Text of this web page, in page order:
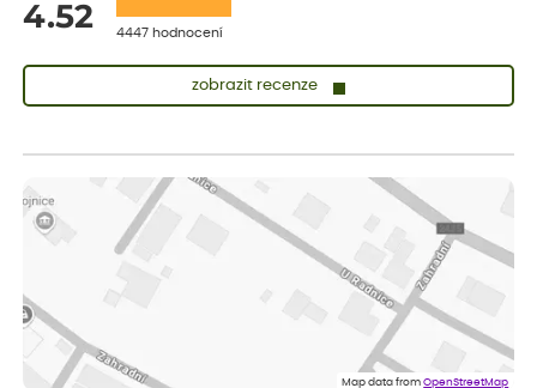
4.52 4447 hodnocení
zobrazit recenze
vše v naprostém pořádku
ověřený nákup před 1 dnem
Jana
Flos je nejlepší &#129321;
Map data fromOpenStreetMap